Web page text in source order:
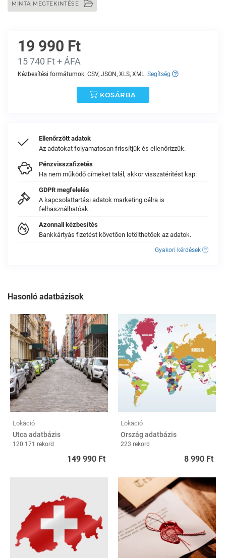
MINTA MEGTEKINTÉSE
19 990 Ft
15 740 Ft + ÁFA
Kézbesítési formátumok: CSV, JSON, XLS, XML. Segítség
KOSÁRBA
Ellenőrzött adatok
Az adatokat folyamatosan frissítjük és ellenőrizzük.
Pénzvisszafizetés
Ha nem működő címeket talál, akkor visszatérítést kap.
GDPR megfelelés
A kapcsolattartási adatok marketing célra is
felhasználhatóak.
Azonnali kézbesítés
Bankkártyás fizetést követően letölthetőek az adatok.
Gyakori kérdések
Hasonló adatbázisok
Lokáció
Utca adatbázis
120 171 rekord
149 990 Ft
Lokáció
Ország adatbázis
223 rekord
8 990 Ft